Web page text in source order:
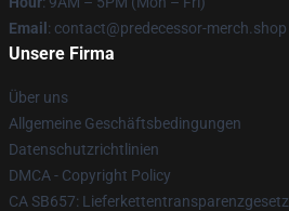
Email : contact@predecessor-merch.shop
Unsere Firma
Über uns
Allgemeine Geschäftsbedingungen
Datenschutzrichtlinien
DMCA - Copyright Policy
CA SB657: Lieferkettentransparenzgesetz